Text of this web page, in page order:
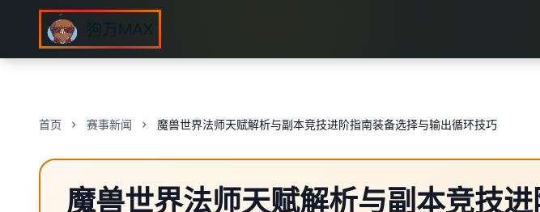
首页 赛事新闻 魔兽世界法师天赋解析与副本竞技进阶指南装备选择与输出循环技巧
魔兽世界法师天赋解析与副本竞技